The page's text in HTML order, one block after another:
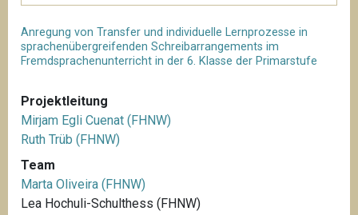
Anregung von Transfer und individuelle Lernprozesse in
sprachenübergreifenden Schreibarrangements im
Fremdsprachenunterricht in der 6. Klasse der Primarstufe
Projektleitung
Mirjam Egli Cuenat (FHNW)
Ruth Trüb (FHNW)
Team
Marta Oliveira (FHNW)
Lea Hochuli-Schulthess (FHNW)